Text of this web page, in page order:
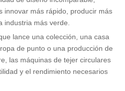
innovar más rápido, producir más
industria más verde.
lance una colección, una casa
de punto o una producción de
las máquinas de tejer circulares
y el rendimiento necesarios